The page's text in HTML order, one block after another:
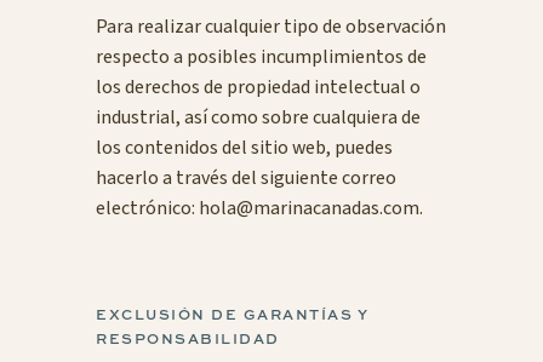
Para realizar cualquier tipo de observación
respecto a posibles incumplimientos de
los derechos de propiedad intelectual o
industrial, así como sobre cualquiera de
los contenidos del sitio web, puedes
hacerlo a través del siguiente correo
electrónico: hola@marinacanadas.com.
EXCLUSIÓN DE GARANTÍAS Y
RESPONSABILIDAD